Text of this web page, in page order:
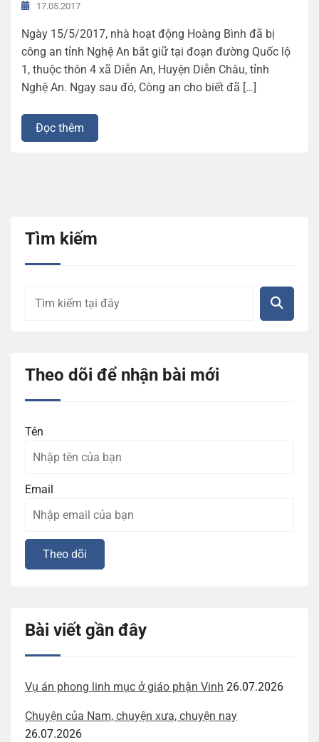
17.05.2017
Ngày 15/5/2017, nhà hoạt động Hoàng Bình đã bị
công an tỉnh Nghệ An bắt giữ tại đoạn đường Quốc lộ
1, thuộc thôn 4 xã Diễn An, Huyện Diễn Châu, tỉnh
Nghệ An. Ngay sau đó, Công an cho biết đã […]
Đọc thêm
Tìm kiếm
Theo dõi để nhận bài mới
Tên
Email
Bài viết gần đây
Vụ án phong linh mục ở giáo phận Vinh 26.07.2026
Chuyện của Nam, chuyện xưa, chuyện nay
26.07.2026